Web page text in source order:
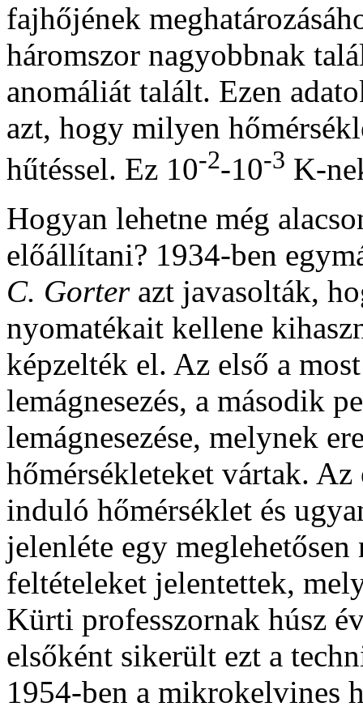
fajhőjének
háromszor nagyobbnak
anomáliát talált. Ezen
azt, hogy milyen
hűtéssel. Ez 10-2-10-3 K-
Hogyan lehetne még
előállítani? 1934-ben
C. Gorterazt javasolták,
nyomatékait kellene
képzelték el. Az első a
lemágnesezés, a második
lemágnesezése, melynek
hőmérsékleteket vártak. Az
induló hőmérséklet és
jelenléte egy
feltételeket jelentettek,
Kürti professzornak húsz
elsőként sikerült ezt a
1954-ben a mikrokelvines